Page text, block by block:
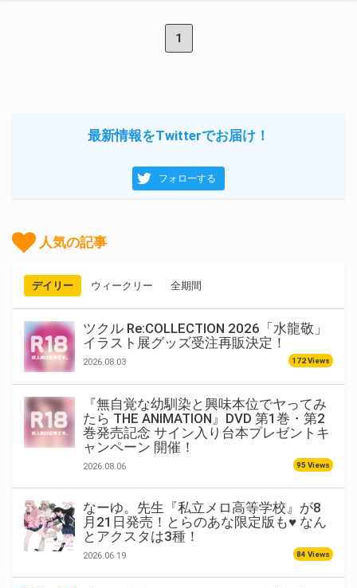
1
最新情報をTwitterでお届け！
フォローする
人気の記事
デイリー ウィークリー 全期間
ツクル Re:COLLECTION 2026「水龍敬」
イラスト展グッズ受注再販決定！
2026.08.03 172 Views
『無自覚な幼馴染と興味本位でヤってみ
たら THE ANIMATION』DVD 第1巻・第2
巻発売記念 サイン入り台本プレゼントキ
ャンペーン 開催！
2026.08.06 95 Views
なーゆ。先生『私立メロ高等学校』が8
月21日発売！とらのあな限定版も♥ なん
とアクスタは3種！
2026.06.19 84 Views